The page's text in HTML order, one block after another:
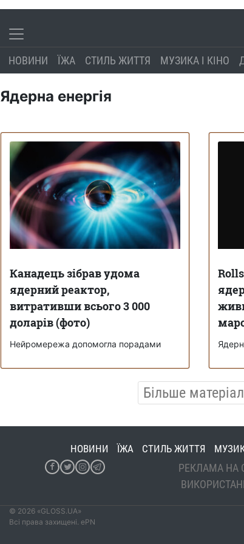
НОВИНИ ЇЖА СТИЛЬ ЖИТТЯ МУЗИКА І КІНО
Ядерна енергія
Канадець зібрав удома
ядерний реактор,
витративши всього 3 000
доларів (фото)
Нейромережа допомогла порадами
Більше
НОВИНИ ЇЖА СТИЛЬ ЖИТТЯ
РЕКЛАМА НА
© 2026 «GLOSS.UA»
Всі права захищені. ePN